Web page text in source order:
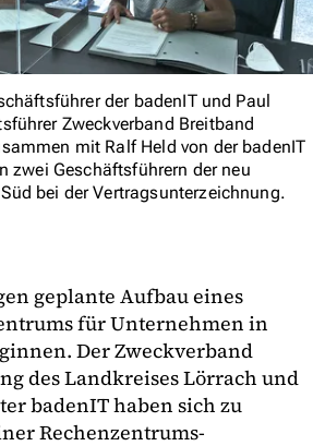
der badenIT und Paul
Zweckverband Breitband
mit Ralf Held von der badenIT
zwei Geschäftsführern der neu
bei der Vertragsunterzeichnung.
geplante Aufbau eines
für Unternehmen in
Der Zweckverband
des Landkreises Lörrach und
badenIT haben sich zu
Rechenzentrums-